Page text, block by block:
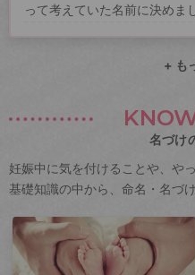
って考えていた名前に決めま
+ も
名づけ
妊娠中に気を付けることや、や
基礎知識の中から、命名・名づ